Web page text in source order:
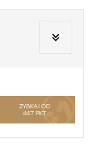
ZYSKAJ OD
447 PKT